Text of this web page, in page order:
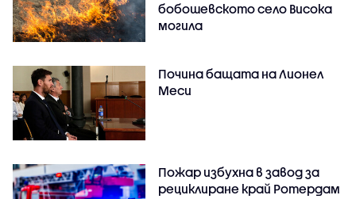
бобошевското село Висока
могила
Почина бащата на Лионел
Меси
Пожар избухна в завод за
рециклиране край Ротердам